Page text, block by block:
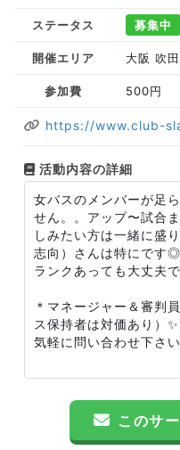
ステータス 募集中
開催エリア 大阪 吹田
参加費 500円
https://www.club-
活動内容の詳細
女バスのメンバーが足
せん。。アップ〜試合
しみたい方は一緒に盛
志向）さんは特にです
ランクあっても大丈夫
＊マネージャー＆審判
ス保持者は対価あり）✨
気軽に問い合わせ下さ
このサ